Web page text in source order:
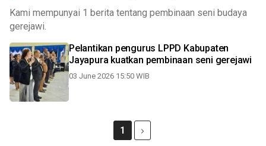
Kami mempunyai 1 berita tentang pembinaan seni budaya
gerejawi.
Pelantikan pengurus LPPD Kabupaten
Jayapura kuatkan pembinaan seni gerejawi
03 June 2026 15:50 WIB
1